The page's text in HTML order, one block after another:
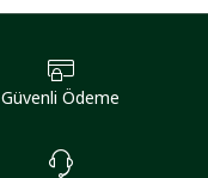
Güvenli Ödeme